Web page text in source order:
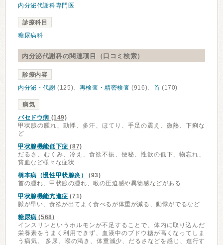
内分泌代謝科専門医
診療科目
糖尿病科
内分泌代謝科の関連項目（口コミ検索）
診療内容
内分泌・代謝 (125)、 再検査・精密検査 (916)、 首 (170)
病気
バセドウ病 (149)
甲状腺の腫れ、動悸、多汗、ほてり、手足の震え、微熱、下痢な
ど
甲状腺機能低下症 (87)
だるさ、むくみ、冷え、食欲不振、便秘、性欲の低下、物忘れ、
貧血など様々な症状
橋本病（慢性甲状腺炎）
(93)
首の腫れ、甲状腺の腫れ、喉の圧迫感や異物感などがある
甲状腺機能亢進症 (71)
脈が早い、食欲が出てよく食べるが体重が減る、動悸がでるなど
糖尿病 (568)
インスリンというホルモンが不足することで、体内に取り込んだ
栄養素をうまく利用できず、血液中のブドウ糖が高くなってしま
う病気。 多尿、喉の渇き、体重減少、だるさなどを感じ、進行す